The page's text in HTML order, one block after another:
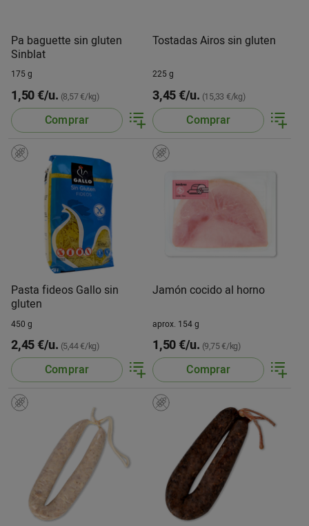
Pa baguette sin gluten
Sinblat
175 g
1,50 €/u. (8,57 €/kg)
Comprar
Tostadas Airos sin gluten
225 g
3,45 €/u. (15,33 €/kg)
Comprar
Pasta fideos Gallo sin
gluten
450 g
2,45 €/u. (5,44 €/kg)
Comprar
Jamón cocido al horno
aprox. 154 g
1,50 €/u. (9,75 €/kg)
Comprar